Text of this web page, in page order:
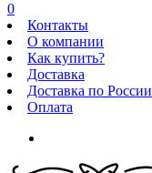
0
Контакты
О компании
Как купить?
Доставка
Доставка по России
Оплата